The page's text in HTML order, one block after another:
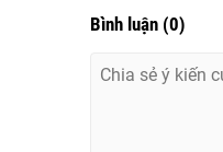
Bình luận (0)